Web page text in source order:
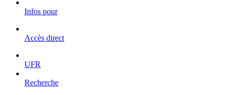
Infos pour
Accès direct
UFR
Recherche